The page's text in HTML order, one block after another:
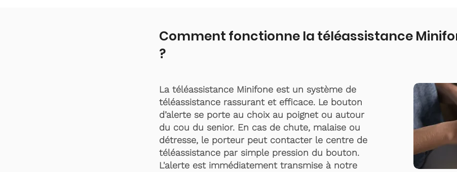
Comment fonctionne la téléassistance
?
La téléassistance Minifone est un système de
téléassistance rassurant et efficace. Le bouton
d’alerte se porte au choix au poignet ou autour
du cou du senior. En cas de chute, malaise ou
détresse, le porteur peut contacter le centre de
téléassistance par simple pression du bouton.
L'alerte est immédiatement transmise à notre